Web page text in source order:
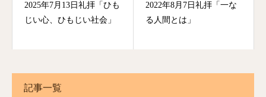
2025年7月13日礼拝「ひも
じい心、ひもじい社会」
2022年8月7日礼拝「一な
る人間とは」
記事一覧